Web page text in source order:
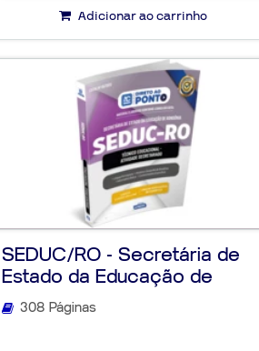
Adicionar ao carrinho
SEDUC/RO - Secretária de
Estado da Educação de
Rondô...
308 Páginas